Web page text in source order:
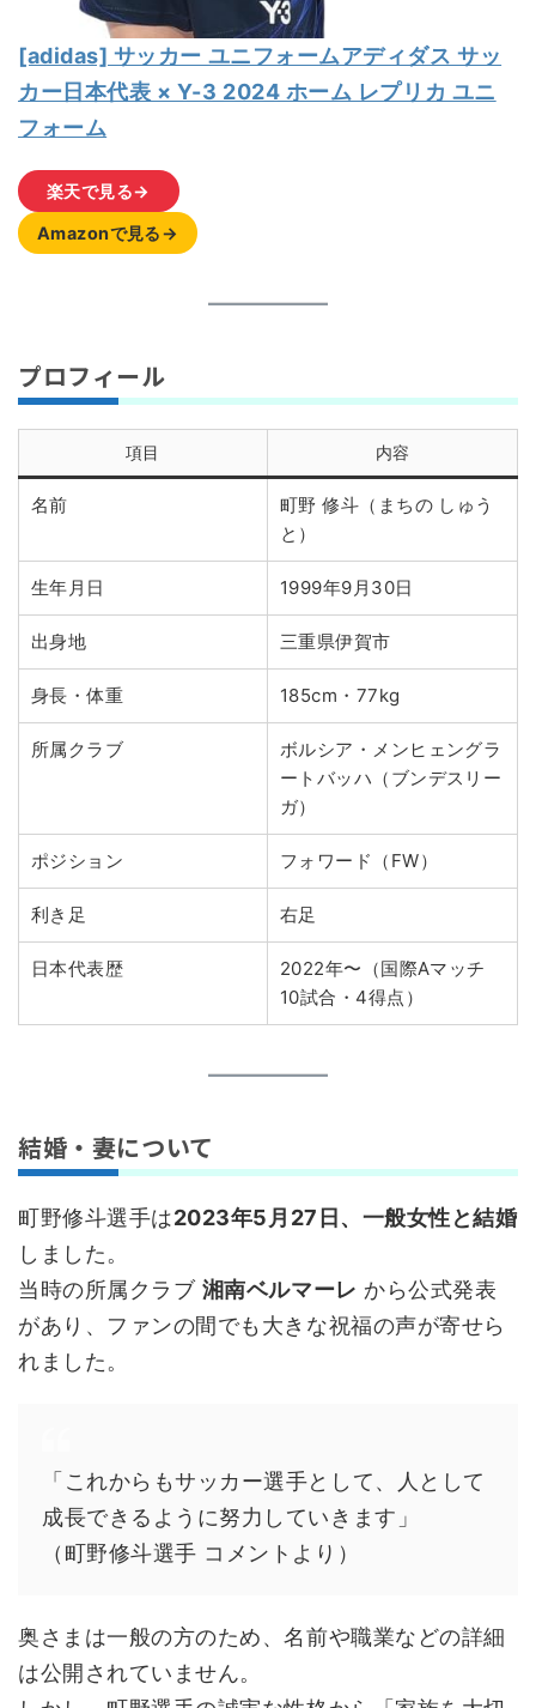
[adidas] サッカー ユニフォームアディダス サッ
カー日本代表 × Y-3 2024 ホーム レプリカ ユニ
フォーム
楽天で見る→
Amazonで見る→
プロフィール
項目 内容
名前
町野 修斗（まちの しゅう
と）
生年月日 1999年9月30日
出身地 三重県伊賀市
身長・体重 185cm・77kg
所属クラブ
ボルシア・メンヒェングラ
ートバッハ（ブンデスリー
ガ）
ポジション フォワード（FW）
利き足 右足
日本代表歴
2022年〜（国際Aマッチ
10試合・4得点）
結婚・妻について
町野修斗選手は2023年5月27日、一般女性と結婚
しました。
当時の所属クラブ 湘南ベルマーレ から公式発表
があり、ファンの間でも大きな祝福の声が寄せら
れました。
「これからもサッカー選手として、人として
成長できるように努力していきます」
（町野修斗選手 コメントより）
奥さまは一般の方のため、名前や職業などの詳細
は公開されていません。